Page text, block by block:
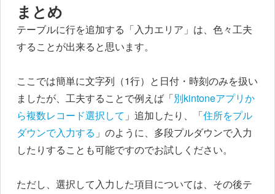
まとめ
テーブルに行を追加する「入力エリア」は、色々工夫
することが出来ると思います。
ここでは簡単に文字列（1行）と日付・時刻のみを扱い
ましたが、工夫することで例えば「別kintoneアプリか
ら複数レコード選択して 」追加したり、「住所をプル
ダウンで入力する 」のように、多段プルダウンで入力
したりすることも可能ですのでお試しください。
ただし、選択して入力した項目については、その後テ